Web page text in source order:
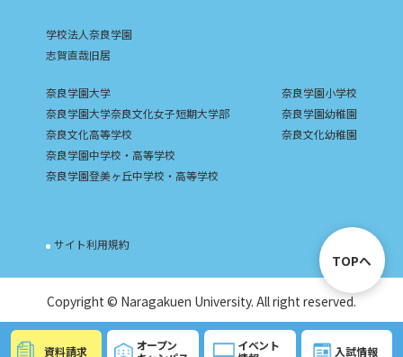
学校法人奈良学園
志賀直哉旧居
奈良学園大学
奈良学園大学奈良文化女子短期大学部
奈良文化高等学校
奈良学園中学校・高等学校
奈良学園登美ヶ丘中学校・高等学校
奈良学園小学校
奈良学園幼稚園
奈良文化幼稚園
サイト利用規約
Copyright © Naragakuen University. All right reserved.
TOPへ
資料請求
オープン
イベント
入試情報